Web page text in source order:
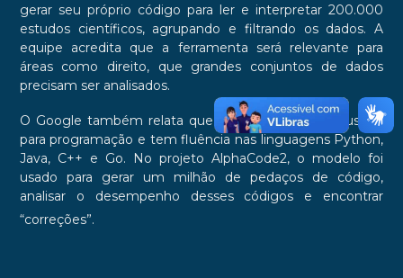
gerar seu próprio código para ler e interpretar 200.000
estudos científicos, agrupando e filtrando os dados. A
equipe acredita que a ferramenta será relevante para
áreas como direito, que grandes conjuntos de dados
precisam ser analisados.
O Google também relata que o Gemini pode ser usado
para programação e tem fluência nas linguagens Python,
Java, C++ e Go. No projeto AlphaCode2, o modelo foi
usado para gerar um milhão de pedaços de código,
analisar o desempenho desses códigos e encontrar
“correções”.